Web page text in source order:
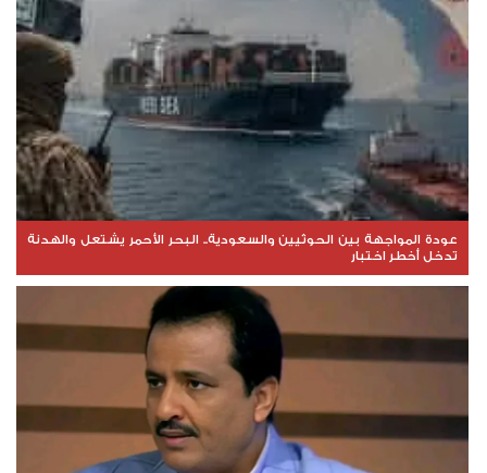
عودة المواجهة بين الحوثيين والسعودية.. البحر الأحمر يشتعل والهدنة
تدخل أخطر اختبار